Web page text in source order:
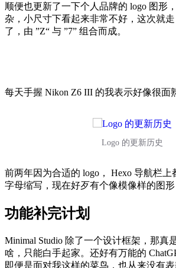
顺便也更新了一下个人品牌的 logo 图形
杂，小尺寸下看起来非常不好，这次就走
了，由 ”Z“ 与 ”7” 组合而成。
每天手握 Nikon Z6 III 的我表示好像很
Logo 的更新历史
前两年因为合适的 logo， Hexo 导航栏
字母缩写，现在好歹有个像模像样的图形
功能补完计划
Minimal Studio 除了一个设计框架，那真
啥，只能白手起家。还好有万能的
即便是面对我这样的菜鸟，也从来没有表